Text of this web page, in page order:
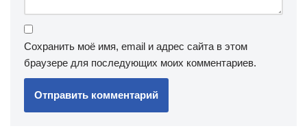
Сохранить моё имя, email и адрес сайта в этом
браузере для последующих моих комментариев.